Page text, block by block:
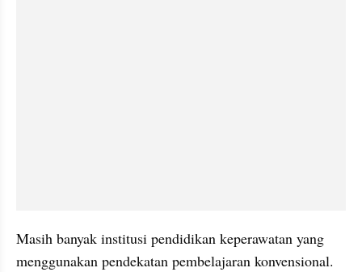
Masih banyak institusi pendidikan keperawatan yang
menggunakan pendekatan pembelajaran konvensional.